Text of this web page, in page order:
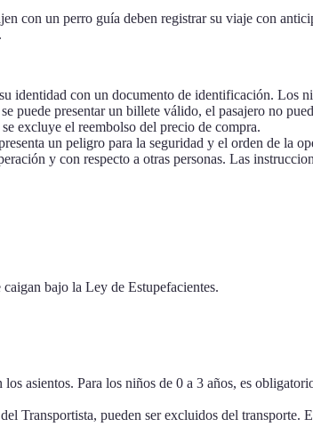
con un perro guía deben registrar su viaje con
identidad con un documento de identificación. Los
puede presentar un billete válido, el pasajero no
excluye el reembolso del precio de compra.
un peligro para la seguridad y el orden de la
y con respecto a otras personas. Las
bajo la Ley de Estupefacientes.
asientos. Para los niños de 0 a 3 años, es
Transportista, pueden ser excluidos del transporte.